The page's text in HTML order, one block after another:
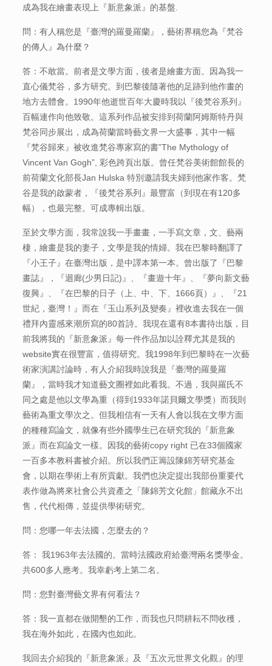
成為我在繪畫表現上『新意象派』的基盤.
問：有人稱您是『臺灣的羅曼羅蘭』，藝術界稱您為『梵谷
的傳人』為什麼？
答：不敢當。前者是文學方面，後者是繪畫方面。因為我一
直心儀梵谷，多方研究。到巴黎後隨著他的足跡到他作畫的
地方去體會。1990年他逝世百年大慶時我以『後梵谷系列』
百幅連作向他致敬。這系列作品被安排到荷蘭阿姆斯特丹與
梵谷同步展出，成為荷蘭當時藝文界一大盛事，其中一幅
『梵谷歸來』被收進梵谷專家寫的書”The Mythology of
Vincent Van Gogh”, 彩色跨頁出版。曾任梵谷美術館館長的
前荷蘭文化部長Jan Hulska 特別邀請我夫婦到他家作客。梵
谷是我的啟蒙者，『後梵谷系列』最豐富（到現在有120多
幅），也最完整。可成專輯出版。
至於文學方面，我常說我一手畫畫，一手寫文章，文、藝兩
棲，繪畫是我的妻子，文學是我的情婦。我在巴黎時翻譯了
『小王子』在臺灣出版，是中譯本第一本。曾出版了『巴黎
畫誌』，『迴廊(少男日記)』、『畫遊十年』、『夢向新文藝
復興』、『在巴黎的日子（上、中、下、1666頁）』、『21
世紀，臺灣！』而在『玉山系列及變奏』裡收進去我在一個
禮拜內靈感來潮所寫的80首詩。我現在還有8本書待出版，目
前我將我的『新意象派』每一件作品加以詮釋尤其是我的
website實在很豐富，值得研究。我1998年到巴黎時在一次藝
術家演講討論時，有人介紹我時說我是『臺灣的羅曼羅
蘭』，當時我才知道藝文圈裡如此看我。不過，我與羅氏不
同之處是他以文學為重（得到1933年諾貝爾文學獎）而我則
藝術為重文學次之。但我相信有一天有人會以我在文學方面
的種種寫論文，就像有些外國學生已在研究我的『新意象
派』而在寫論文一樣。因我的藝術copy right 已在33個國家
一百多本教科書被介紹。所以我們正籌設陳錦芳研究基金
會，以期在學術上有所貢獻。我們也決定提出我部份重要代
表作做為將來社會公共資產之「陳錦芳文化館」館藏永不出
售，代代相傳，並提供學術研究。
問：您哪一年去法國，怎麼去的？
答： 我1963年去法國的。當時法國政府給臺灣兩名獎學金。
共600多人應考。我幸虧考上第二名。
問：您對臺灣藝文界有何看法？
答：我一直都在做開墾的工作，而我也只問耕耘不問收穫，
我在海外如此，在國內也如此。
我回去介紹我的『新意象派』及『五次元世界文化觀』的理